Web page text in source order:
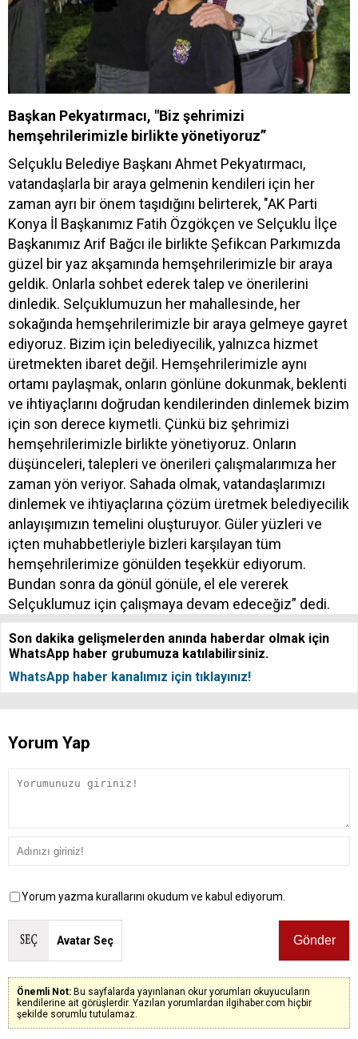
Başkan Pekyatırmacı, "Biz şehrimizi
hemşehrilerimizle birlikte yönetiyoruz”
Selçuklu Belediye Başkanı Ahmet Pekyatırmacı,
vatandaşlarla bir araya gelmenin kendileri için her
zaman ayrı bir önem taşıdığını belirterek, "AK Parti
Konya İl Başkanımız Fatih Özgökçen ve Selçuklu İlçe
Başkanımız Arif Bağcı ile birlikte Şefikcan Parkımızda
güzel bir yaz akşamında hemşehrilerimizle bir araya
geldik. Onlarla sohbet ederek talep ve önerilerini
dinledik. Selçuklumuzun her mahallesinde, her
sokağında hemşehrilerimizle bir araya gelmeye gayret
ediyoruz. Bizim için belediyecilik, yalnızca hizmet
üretmekten ibaret değil. Hemşehrilerimizle aynı
ortamı paylaşmak, onların gönlüne dokunmak, beklenti
ve ihtiyaçlarını doğrudan kendilerinden dinlemek bizim
için son derece kıymetli. Çünkü biz şehrimizi
hemşehrilerimizle birlikte yönetiyoruz. Onların
düşünceleri, talepleri ve önerileri çalışmalarımıza her
zaman yön veriyor. Sahada olmak, vatandaşlarımızı
dinlemek ve ihtiyaçlarına çözüm üretmek belediyecilik
anlayışımızın temelini oluşturuyor. Güler yüzleri ve
içten muhabbetleriyle bizleri karşılayan tüm
hemşehrilerimize gönülden teşekkür ediyorum.
Bundan sonra da gönül gönüle, el ele vererek
Selçuklumuz için çalışmaya devam edeceğiz” dedi.
Son dakika gelişmelerden anında haberdar olmak için
WhatsApp haber grubumuza katılabilirsiniz.
WhatsApp haber kanalımız için tıklayınız!
Yorum Yap
Yorum yazma kurallarını okudum ve kabul ediyorum.
Avatar Seç
Önemli Not: Bu sayfalarda yayınlanan okur yorumları okuyucuların
kendilerine ait görüşlerdir. Yazılan yorumlardan ilgihaber.com hiçbir
şekilde sorumlu tutulamaz.